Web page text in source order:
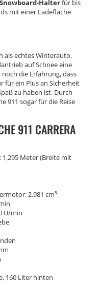
Halterfür bis
mit einer Ladefläche
als echtes Winterauto,
auf Schnee eine
die Erfahrung, dass
für ein Plus an Sicherheit
zu haben ist. Durch
911 sogar für die Reise
911 CARRERA
1,295 Meter (Breite mit
2.981 cm³
U/min
160 Liter hinten